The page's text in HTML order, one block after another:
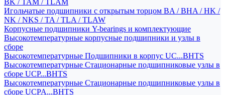
BK / TAM / TLAM
Игольчатые подшипники с открытым торцом BA / BHA / HK /
NK / NKS / TA / TLA / TLAW
Корпусные подшипники Y-bearings и комплектующие
Высокотемпературные корпусные подшипники и узлы в
сборе
Высокотемпературные Подшипники в корпус UC...BHTS
Высокотемпературные Стационарные подшипниковые узлы в
сборе UCP...BHTS
Высокотемпературные Стационарные подшипниковые узлы в
сборе UCPA...BHTS